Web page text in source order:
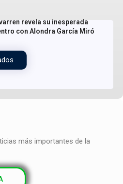
revela su inesperada
con Alondra García Miró
más importantes de la